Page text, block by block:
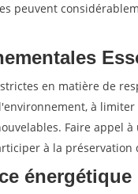
peuvent
en matière de
à
Faire appel à
à la préservation
énergétique